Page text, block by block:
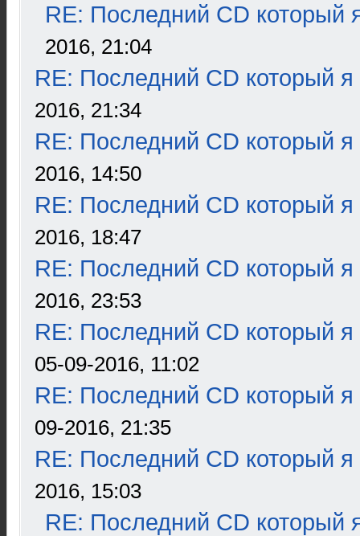
RE: Последний CD который
2016, 21:04
RE: Последний CD который я
2016, 21:34
RE: Последний CD который я
2016, 14:50
RE: Последний CD который я
2016, 18:47
RE: Последний CD который я
2016, 23:53
RE: Последний CD который я
05-09-2016, 11:02
RE: Последний CD который я
09-2016, 21:35
RE: Последний CD который я
2016, 15:03
RE: Последний CD который